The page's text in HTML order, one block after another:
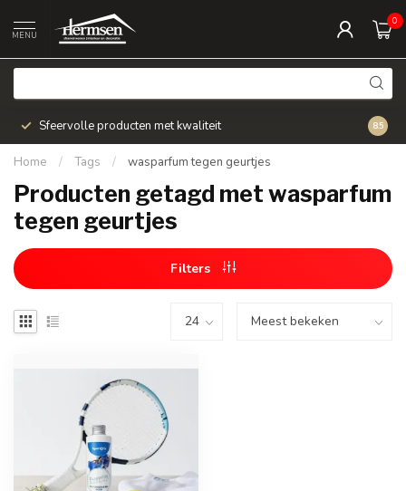
MENU
0
Sfeervolle producten met kwaliteit Snel
8.5
Home / Tags / wasparfum tegen geurtjes
Producten getagd met wasparfum
tegen geurtjes
Filters